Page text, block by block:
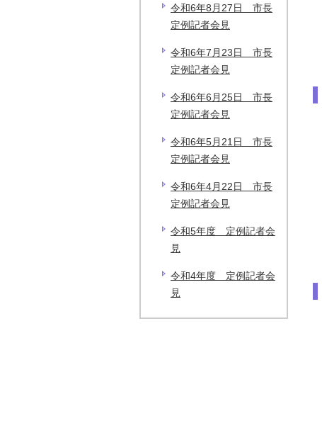
令和6年8月27日 市長
定例記者会見
令和6年7月23日 市長
定例記者会見
令和6年6月25日 市長
定例記者会見
令和6年5月21日 市長
定例記者会見
令和6年4月22日 市長
定例記者会見
令和5年度 定例記者会
見
令和4年度 定例記者会
見